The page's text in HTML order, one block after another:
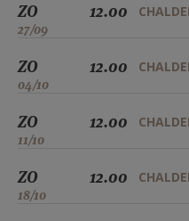
ZO
27/09
12.00
ZO
04/10
12.00
ZO
11/10
12.00
ZO
18/10
12.00